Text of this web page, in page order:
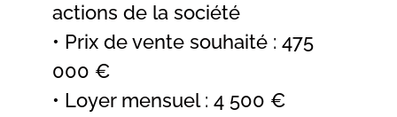
actions de la société
• Prix de vente souhaité : 475
000 €
• Loyer mensuel : 4 500 €